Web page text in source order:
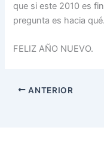
que si este 2010 es
pregunta es hacia
FELIZ AÑO NUEVO.
ANTERIOR